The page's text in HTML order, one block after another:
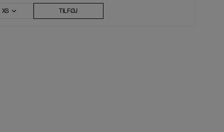
XS TILFØJ